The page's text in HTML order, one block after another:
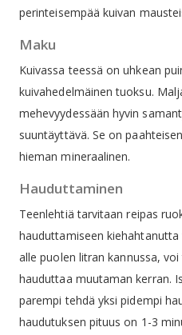
perinteisempää kuivan
Maku
Kuivassa teessä on uhkean
kuivahedelmäinen tuoksu.
mehevyydessään hyvin
suuntäyttävä. Se on
hieman mineraalinen.
Hauduttaminen
Teenlehtiä tarvitaan reipas
hauduttamiseen
alle puolen litran kannussa,
hauduttaa muutaman kerran.
parempi tehdä yksi pidempi
haudutuksen pituus on 1-3